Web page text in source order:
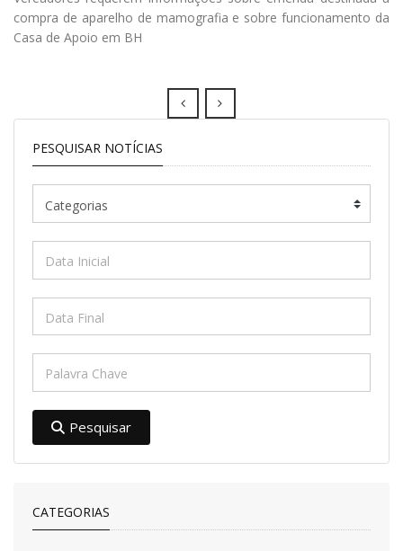
compra de aparelho de mamografia e sobre funcionamento da
Casa de Apoio em BH
Prev Next
PESQUISAR NOTÍCIAS
Pesquisar
CATEGORIAS